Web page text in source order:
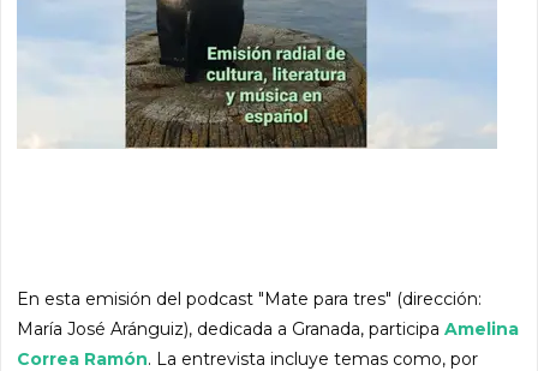
En esta emisión del podcast "Mate para tres" (dirección:
María José Aránguiz), dedicada a Granada, participaAmelina
Correa Ramón. La entrevista incluye temas como, por